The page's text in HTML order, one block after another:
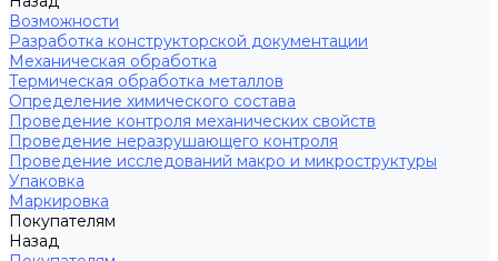
Возможности
Разработка конструкторской документации
Механическая обработка
Термическая обработка металлов
Определение химического состава
Проведение контроля механических свойств
Проведение неразрушающего контроля
Проведение исследований макро и микроструктуры
Упаковка
Маркировка
Покупателям
Назад